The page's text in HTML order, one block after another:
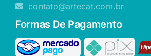
contato@artecat.com.br
Formas De Pagamento